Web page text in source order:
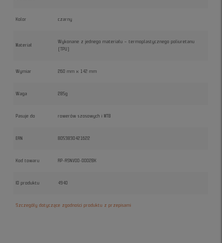
Kolor czarny
Materiał
Wykonane z jednego materiału – termoplastycznego poliuretanu
(TPU)
Wymiar 260 mm x 142 mm
Waga 285g
Pasuje do rowerów szosowych i MTB
EAN 8053830421622
Kod towaru RP-ASNV00-0002BK
ID produktu 4940
Szczegóły dotyczące zgodności produktu z przepisami